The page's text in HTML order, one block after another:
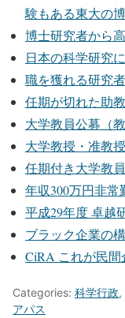
験もある東大の
博士研究者から
日本の科学研究
職を獲れる研究
任期が切れた助
大学教員公募（
大学教授・准教
任期付き大学教
年収300万円非
平成29年度 卓越
ブラック企業の
CiRA これが民
Categories: 科学行政,
アパス